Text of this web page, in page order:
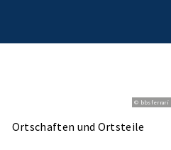
© bbsferrari
Ortschaften und Ortsteile